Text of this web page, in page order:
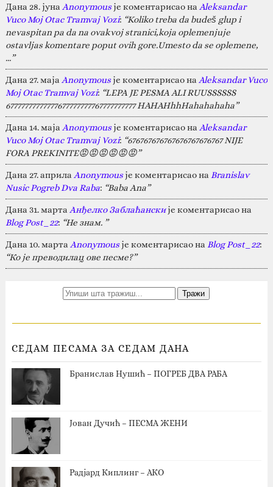
Дана 28. јуна Anonymousје коментарисао на Aleksandar
Vuco Moj Otac Tramvaj Vozi: “Koliko treba da budeš glup i
nevaspitan pa da na ovakvoj stranici,koja oplemenjuje
ostavljas komentare poput ovih gore.Umesto da se oplemene,
…”
Дана 27. маја Anonymousје коментарисао на Aleksandar Vuco
Moj Otac Tramvaj Vozi: “LEPA JE PESMA ALI RUUSSSSSS
67777777777777677777777767777777777 HAHAHhhHahahahaha”
Дана 14. маја Anonymousје коментарисао на Aleksandar
Vuco Moj Otac Tramvaj Vozi: “676767676767676767676767 NIJE
FORA PREKINITE😡😡😡😡😡😡”
Дана 27. априла Anonymousје коментарисао на Branislav
Nusic Pogreb Dva Raba: “Baba Ana”
Дана 31. марта Анђелко Заблаћанскије коментарисао на
Blog Post_22: “Не знам. ”
Дана 10. марта Anonymousје коментарисао на Blog Post_22:
“Ко је преводилац ове песме?”
СЕДАМ ПЕСАМА ЗА СЕДАМ ДАНА
Бранислав Нушић – ПОГРЕБ ДВА РАБА
Јован Дучић – ПЕСМА ЖЕНИ
Радјард Киплинг – АКО